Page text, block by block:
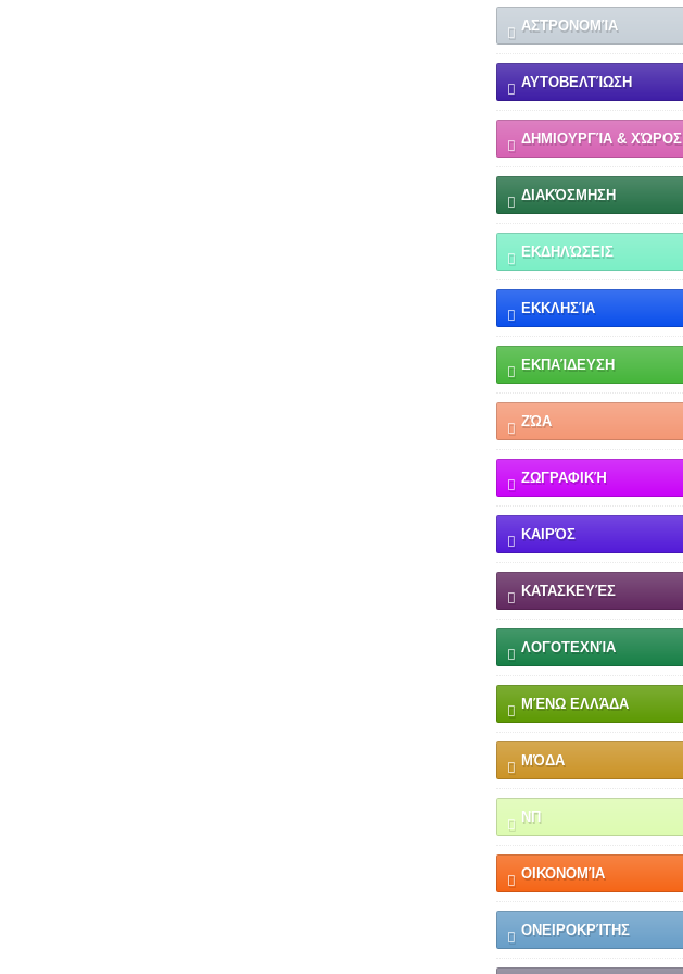
ΑΣΤΡΟΝΟΜΊΑ
ΑΥΤΟΒΕΛΤΊΩΣΗ
ΔΗΜΙΟΥΡΓΊΑ & ΧΏΡΟΣ
ΔΙΑΚΌΣΜΗΣΗ
ΕΚΔΗΛΏΣΕΙΣ
ΕΚΚΛΗΣΊΑ
ΕΚΠΑΊΔΕΥΣΗ
ΖΏΑ
ΖΩΓΡΑΦΙΚΉ
ΚΑΙΡΌΣ
ΚΑΤΑΣΚΕΥΈΣ
ΛΟΓΟΤΕΧΝΊΑ
ΜΈΝΩ ΕΛΛΆΔΑ
ΜΌΔΑ
ΝΠ
ΟΙΚΟΝΟΜΊΑ
ΟΝΕΙΡΟΚΡΊΤΗΣ